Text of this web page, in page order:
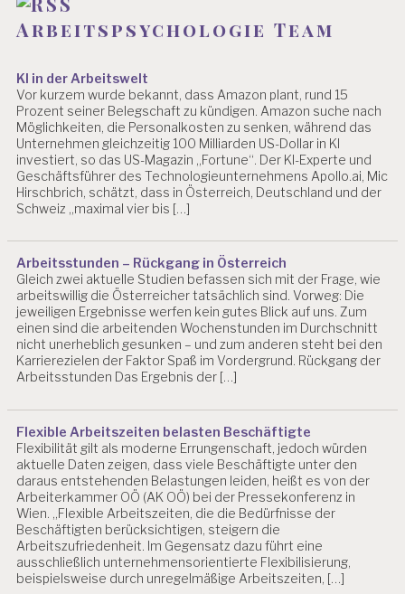
C
H
A
R
B
EI
T
S
SI
C
H
R
H
EI
T
A
R
B
EI
S
W
IS
S
E
N
S
C
H
A
F
Arbeitspsychologie Team
KI in der Arbeitswelt
Vor kurzem wurde bekannt, dass Amazon plant, rund 15
Prozent seiner Belegschaft zu kündigen. Amazon suche nach
Möglichkeiten, die Personalkosten zu senken, während das
Unternehmen gleichzeitig 100 Milliarden US-Dollar in KI
investiert, so das US-Magazin „Fortune“. Der KI-Experte und
Geschäftsführer des Technologieunternehmens Apollo.ai, Mic
Hirschbrich, schätzt, dass in Österreich, Deutschland und der
Schweiz „maximal vier bis […]
Arbeitsstunden – Rückgang in Österreich
Gleich zwei aktuelle Studien befassen sich mit der Frage, wie
arbeitswillig die Österreicher tatsächlich sind. Vorweg: Die
jeweiligen Ergebnisse werfen kein gutes Blick auf uns. Zum
einen sind die arbeitenden Wochenstunden im Durchschnitt
nicht unerheblich gesunken – und zum anderen steht bei den
Karrierezielen der Faktor Spaß im Vordergrund. Rückgang der
Arbeitsstunden Das Ergebnis der […]
Flexible Arbeitszeiten belasten Beschäftigte
Flexibilität gilt als moderne Errungenschaft, jedoch würden
aktuelle Daten zeigen, dass viele Beschäftigte unter den
daraus entstehenden Belastungen leiden, heißt es von der
Arbeiterkammer OÖ (AK OÖ) bei der Pressekonferenz in
Wien. „Flexible Arbeitszeiten, die die Bedürfnisse der
Beschäftigten berücksichtigen, steigern die
Arbeitszufriedenheit. Im Gegensatz dazu führt eine
ausschließlich unternehmensorientierte Flexibilisierung,
beispielsweise durch unregelmäßige Arbeitszeiten, […]